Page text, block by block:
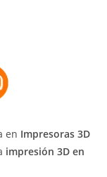
en Impresoras 3D
impresión 3D en